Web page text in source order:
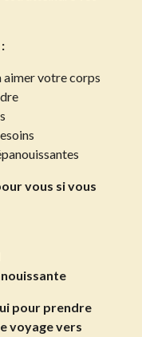
votre corps
vous si vous
pour prendre
voyage vers